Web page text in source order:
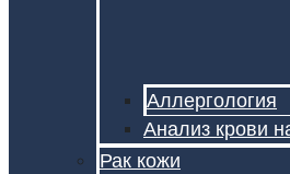
Аллергология
Анализ крови
Рак кожи